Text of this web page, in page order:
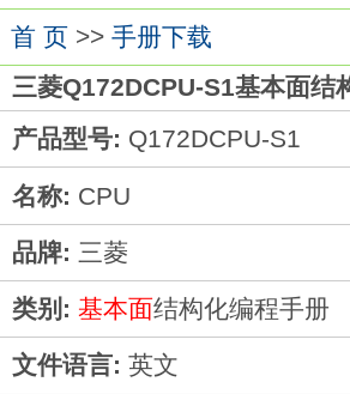
首 页>> 手册下载
三菱Q172DCPU-S1基本面结
产品型号: Q172DCPU-S1
名称: CPU
品牌: 三菱
类别: 基本面结构化编程手册
文件语言: 英文